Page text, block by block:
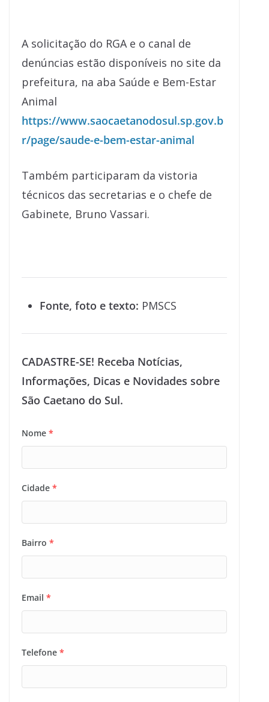
A solicitação do RGA e o canal de
denúncias estão disponíveis no site da
prefeitura, na aba Saúde e Bem-Estar
Animal
https://www.saocaetanodosul.sp.gov.b
r/page/saude-e-bem-estar-animal
Também participaram da vistoria
técnicos das secretarias e o chefe de
Gabinete, Bruno Vassari.
Fonte, foto e texto: PMSCS
CADASTRE-SE! Receba Notícias,
Informações, Dicas e Novidades sobre
São Caetano do Sul.
Nome *
Cidade *
Bairro *
Email *
Telefone *